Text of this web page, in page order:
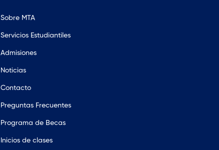
Sobre MTA
Servicios Estudiantiles
Admisiones
Noticias
Contacto
Preguntas Frecuentes
Programa de Becas
Inicios de clases